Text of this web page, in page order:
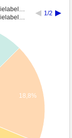
1/2
18,8%